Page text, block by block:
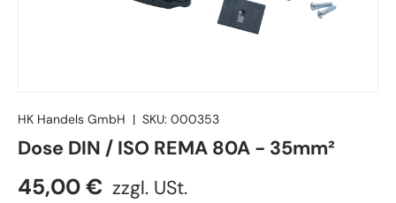
HK Handels GmbH | SKU: 000353
Dose DIN / ISO REMA 80A - 35mm²
45,00 € zzgl. USt.